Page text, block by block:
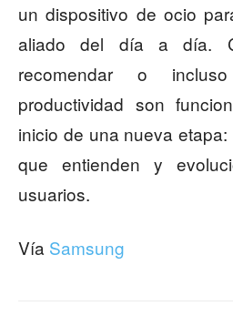
un dispositivo de ocio
aliado del día a día.
recomendar o
productividad son
inicio de una nueva
que entienden y
usuarios.
Vía Samsung